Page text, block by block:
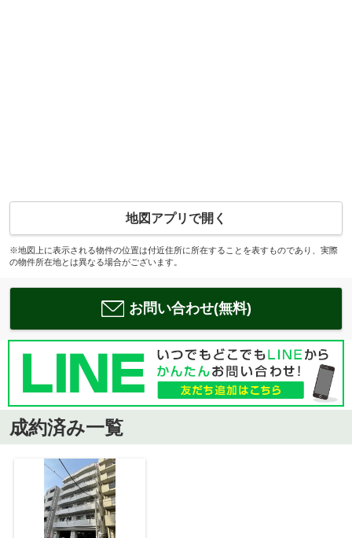
地図アプリで開く
※地図上に表示される物件の位置は付近住所に所在することを表すものであり、実際
の物件所在地とは異なる場合がございます。
お問い合わせ(無料)
成約済み一覧